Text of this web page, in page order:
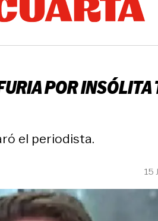
POR
el periodista.
15